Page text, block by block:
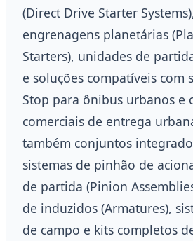
(Direct Drive Starter
engrenagens planetárias
Starters), unidades de
e soluções compatíveis com
Stop para ônibus urbanos e
comerciais de entrega
também conjuntos
sistemas de pinhão de
de partida (Pinion
de induzidos (Armatures),
de campo e kits completos